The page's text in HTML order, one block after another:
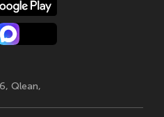
Qlean